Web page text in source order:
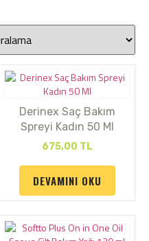
Derinex Saç Bakım
Spreyi Kadın 50 Ml
675,00 TL
DEVAMINI OKU